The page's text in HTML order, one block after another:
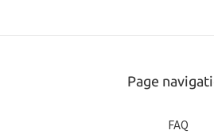
Page
FAQ